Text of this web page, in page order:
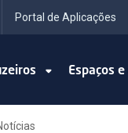
Portal de Aplicações
Espaços